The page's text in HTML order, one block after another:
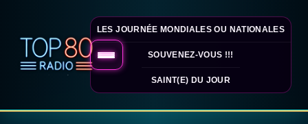
LES JOURNÉE MONDIALES OU NATIONALES
SOUVENEZ-VOUS !!!
SAINT(E) DU JOUR